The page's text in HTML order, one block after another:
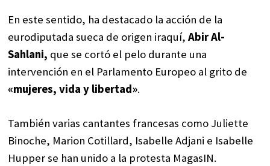
En este sentido, ha destacado la acción de la
eurodiputada sueca de origen iraquí,Abir Al-
Sahlani, que se cortó el pelo durante una
intervención en el Parlamento Europeo al grito de
«mujeres, vida y libertad».
También varias cantantes francesas como Juliette
Binoche, Marion Cotillard, Isabelle Adjani e Isabelle
Hupper se han unido a la protesta MagasIN.